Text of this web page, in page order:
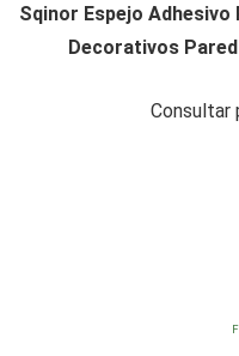
Sqinor Espejo
Decorativos
Consultar